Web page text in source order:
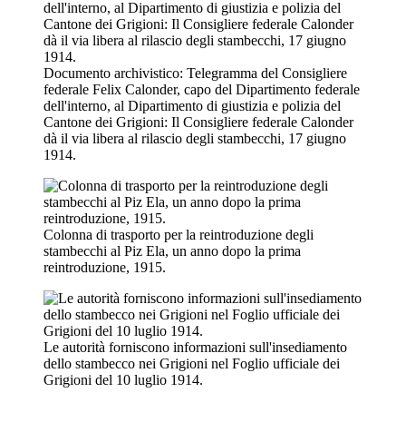
Documento archivistico: Telegramma del Consigliere
federale Felix Calonder, capo del Dipartimento federale
dell'interno, al Dipartimento di giustizia e polizia del
Cantone dei Grigioni: Il Consigliere federale Calonder
dà il via libera al rilascio degli stambecchi, 17 giugno
1914.
Colonna di trasporto per la reintroduzione degli
stambecchi al Piz Ela, un anno dopo la prima
reintroduzione, 1915.
Le autorità forniscono informazioni sull'insediamento
dello stambecco nei Grigioni nel Foglio ufficiale dei
Grigioni del 10 luglio 1914.